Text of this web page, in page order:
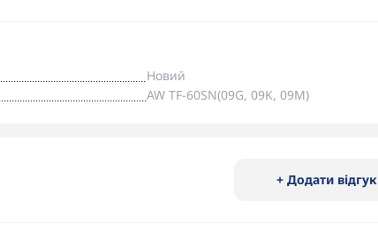
Новий
AW TF-60SN(09G, 09K, 09M)
+ Додати відгук